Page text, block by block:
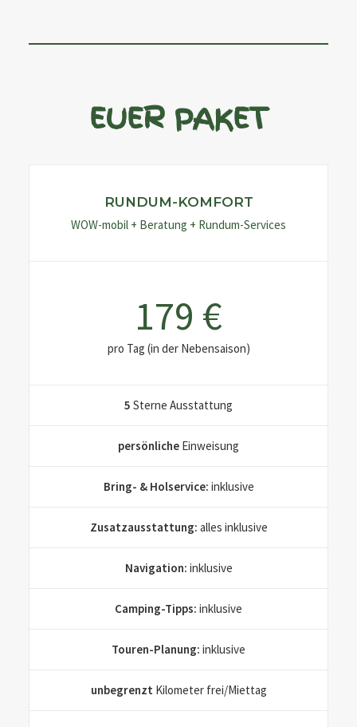
EUER PAKET
RUNDUM-KOMFORT
WOW-mobil + Beratung + Rundum-Services
179 €
pro Tag (in der Nebensaison)
5 Sterne Ausstattung
persönliche Einweisung
Bring- & Holservice: inklusive
Zusatzausstattung: alles inklusive
Navigation: inklusive
Camping-Tipps: inklusive
Touren-Planung: inklusive
unbegrenzt Kilometer frei/Miettag